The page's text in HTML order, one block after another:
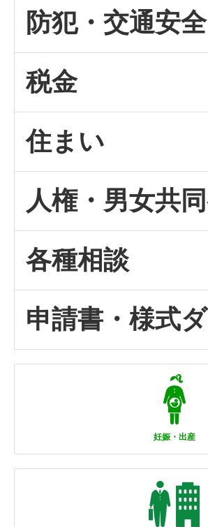
防犯・交通安全
税金
住まい
人権・男女共
各種相談
申請書・様式
妊娠・出産